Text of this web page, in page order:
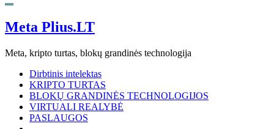
Meta Plius.LT
Meta, kripto turtas, blokų grandinės technologija
Dirbtinis intelektas
KRIPTO TURTAS
BLOKŲ GRANDINĖS TECHNOLOGIJOS
VIRTUALI REALYBĖ
PASLAUGOS